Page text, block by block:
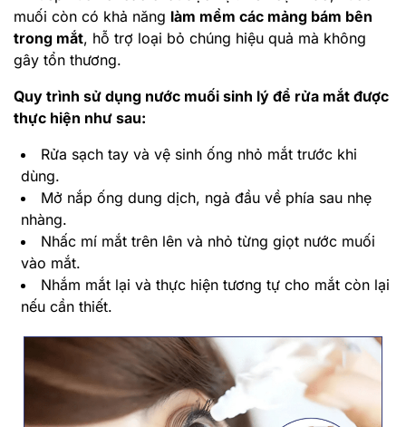
muối còn có khả năng làm mềm các mảng bám bên
trong mắt, hỗ trợ loại bỏ chúng hiệu quả mà không
gây tổn thương.
Quy trình sử dụng nước muối sinh lý để rửa mắt được
thực hiện như sau:
Rửa sạch tay và vệ sinh ống nhỏ mắt trước khi
dùng.
Mở nắp ống dung dịch, ngả đầu về phía sau nhẹ
nhàng.
Nhấc mí mắt trên lên và nhỏ từng giọt nước muối
vào mắt.
Nhắm mắt lại và thực hiện tương tự cho mắt còn lại
nếu cần thiết.